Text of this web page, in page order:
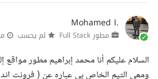
Mohamed I.
مطور Full Stack لم يحسب
السلام عليكم أنا محمد إبراهيم مطور مواقع
ومعي التيم الخاص بي عباره عن ( فرونت اند